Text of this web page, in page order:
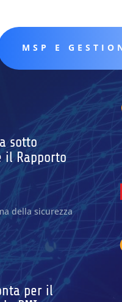
MSP E
sotto
il Rapporto
della sicurezza
per il